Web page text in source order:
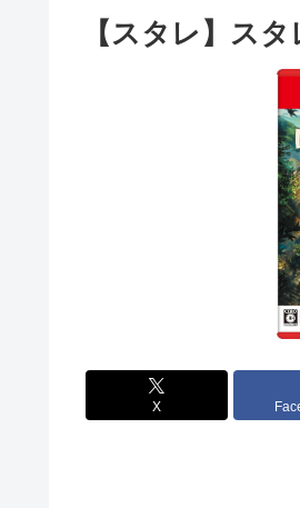
【スタレ】ス
X